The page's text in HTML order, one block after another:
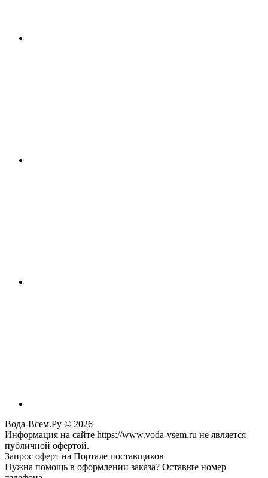
Вода-Всем.Ру © 2026
Информация на сайте https://www.voda-vsem.ru не является
публичной офертой.
Запрос оферт на Портале поставщиков
Нужна помощь в оформлении заказа? Оставьте номер